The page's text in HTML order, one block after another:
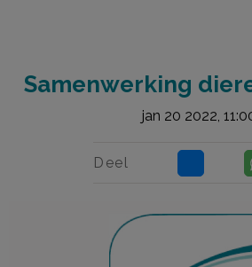
Samenwerking
jan 20 2022,
Deel